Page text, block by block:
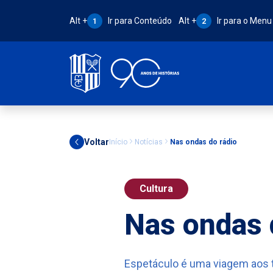
Atalho Alt + 1:
Alt + 1 Ir para Conteúdo Atalho Alt + 2:
Alt + 2 Ir para o Menu
Voltar Início Notícias Nas ondas do rádio
Cultura
Nas ondas
Espetáculo é uma viagem aos